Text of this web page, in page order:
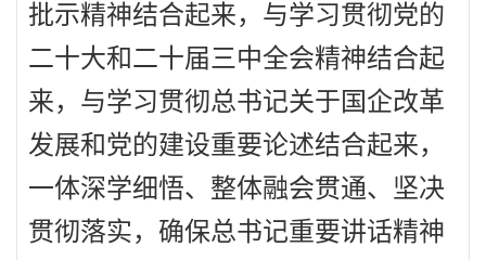
批示精神结合起来，与学习贯彻党的
二十大和二十届三中全会精神结合起
来，与学习贯彻总书记关于国企改革
发展和党的建设重要论述结合起来，
一体深学细悟、整体融会贯通、坚决
贯彻落实，确保总书记重要讲话精神